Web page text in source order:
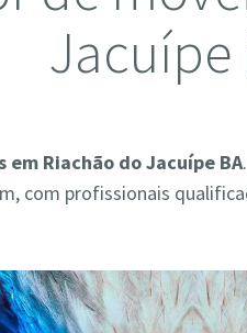
Jacuípe
Riachão do Jacuípe BA
com profissionais